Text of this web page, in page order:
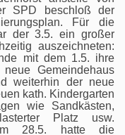
SPD beschloß der
Für die
der 3.5. ein großer
auszeichneten:
mit dem 1.5. ihre
Gemeindehaus
weiterhin der neue
kath. Kindergarten
wie Sandkästen,
Platz usw.
28.5. hatte die